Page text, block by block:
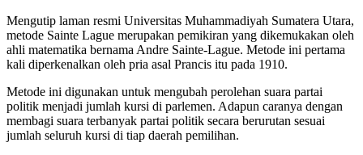
Mengutip laman resmi Universitas Muhammadiyah Sumatera Utara,
metode Sainte Lague merupakan pemikiran yang dikemukakan oleh
ahli matematika bernama Andre Sainte-Lague. Metode ini pertama
kali diperkenalkan oleh pria asal Prancis itu pada 1910.
Metode ini digunakan untuk mengubah perolehan suara partai
politik menjadi jumlah kursi di parlemen. Adapun caranya dengan
membagi suara terbanyak partai politik secara berurutan sesuai
jumlah seluruh kursi di tiap daerah pemilihan.